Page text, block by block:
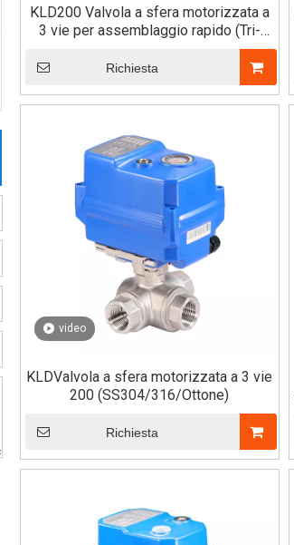
KLD200 Valvola a sfera motorizzata a
3 vie per assemblaggio rapido (Tri-
Richiesta
video
KLDValvola a sfera motorizzata a 3 vie
200 (SS304/316/Ottone)
Richiesta